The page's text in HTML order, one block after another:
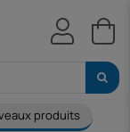
produits